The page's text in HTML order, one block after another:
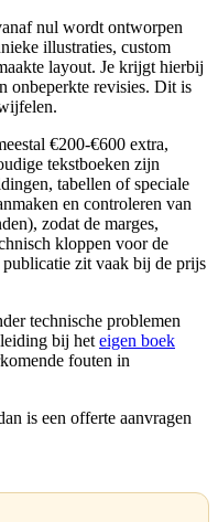
nul wordt ontworpen
illustraties, custom
layout. Je krijgt hierbij
onbeperkte revisies. Dit is
€200-€600 extra,
tekstboeken zijn
tabellen of speciale
en controleren van
zodat de marges,
kloppen voor de
zit vaak bij de prijs
technische problemen
bij het eigen boek
fouten in
is een offerte aanvragen